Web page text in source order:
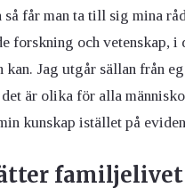
får man ta till sig mina
forskning och vetenskap, i
Jag utgår sällan från
är olika för alla
kunskap istället på
familjelivet